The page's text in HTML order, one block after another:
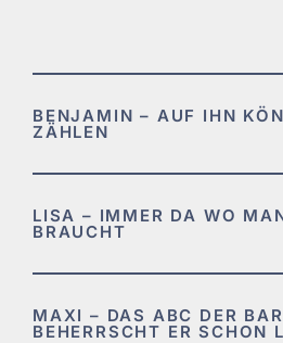
BENJAMIN – AUF IHN
ZÄHLEN
LISA – IMMER DA WO
BRAUCHT
MAXI – DAS ABC DER BAR
BEHERRSCHT ER SCHON